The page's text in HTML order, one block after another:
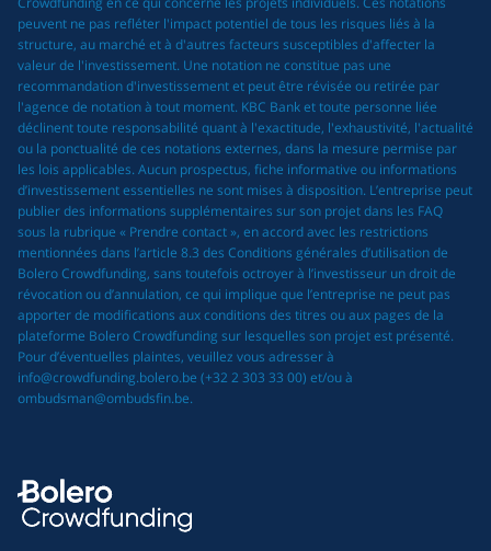
peuvent ne pas refléter l'impact potentiel de tous les risques liés à la
structure, au marché et à d'autres facteurs susceptibles d'affecter la
valeur de l'investissement. Une notation ne constitue pas une
recommandation d'investissement et peut être révisée ou retirée par
l'agence de notation à tout moment. KBC Bank et toute personne liée
déclinent toute responsabilité quant à l'exactitude, l'exhaustivité, l'actualité
ou la ponctualité de ces notations externes, dans la mesure permise par
les lois applicables. Aucun prospectus, fiche informative ou informations
d’investissement essentielles ne sont mises à disposition. L’entreprise peut
publier des informations supplémentaires sur son projet dans les FAQ
sous la rubrique « Prendre contact », en accord avec les restrictions
mentionnées dans l’article 8.3 des Conditions générales d’utilisation de
Bolero Crowdfunding, sans toutefois octroyer à l’investisseur un droit de
révocation ou d’annulation, ce qui implique que l’entreprise ne peut pas
apporter de modifications aux conditions des titres ou aux pages de la
plateforme Bolero Crowdfunding sur lesquelles son projet est présenté.
Pour d’éventuelles plaintes, veuillez vous adresser à
info@crowdfunding.bolero.be (+32 2 303 33 00) et/ou à
ombudsman@ombudsfin.be.